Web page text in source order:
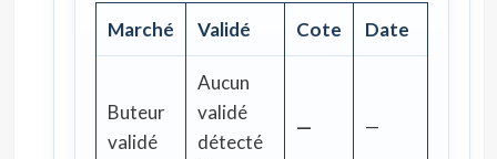
Marché Validé Cote Date
Buteur
validé
Aucun
validé
détecté
— —